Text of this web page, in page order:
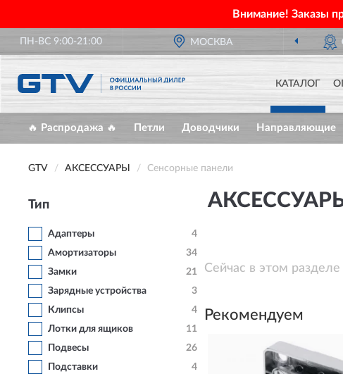
Внимание! Заказы
ПН-ВС 9:00-21:00 МОСКВА
ОФИЦИАЛЬНЫЙ ДИЛЕР GTV В РОССИИ
КАТАЛОГ
🔥 Распродажа 🔥 Петли Доводчики Направляющие
GTV АКСЕССУАРЫ Cенсорные панели
Тип
Адаптеры
4
Амортизаторы
34
Замки
21
Зарядные устройства
3
Клипсы
4
Лотки для ящиков
11
Подвесы
26
Подставки
4
Сейчас в этом разделе
Рекомендуем